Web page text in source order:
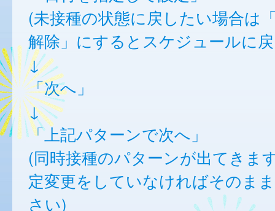
(未接種の状態に戻したい場合は
解除」にするとスケジュールに
↓
「次へ」
↓
「上記パターンで次へ」
(同時接種のパターンが出てきま
定変更をしていなければそのま
さい)